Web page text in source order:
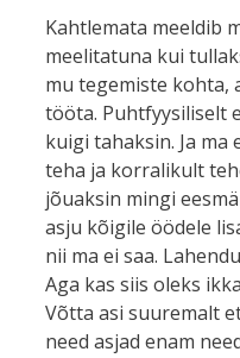
Kahtlemata meeldib
meelitatuna kui
mu tegemiste kohta,
tööta. Puhtfyysiliselt
kuigi tahaksin. Ja ma
teha ja korralikult
jõuaksin mingi
asju kõigile öödele
nii ma ei saa.
Aga kas siis oleks
Võtta asi suuremalt
need asjad enam